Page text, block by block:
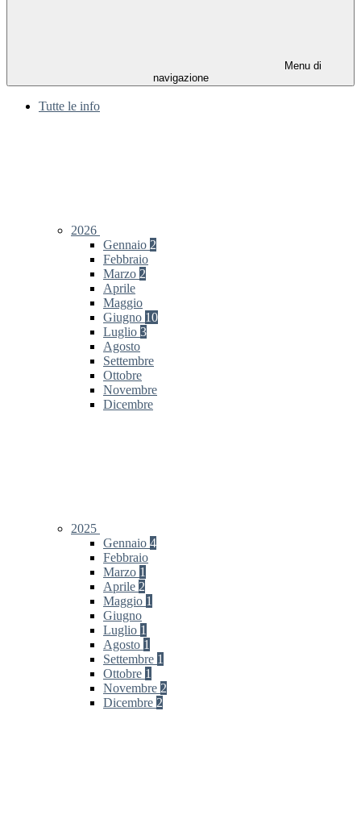
Menu di
navigazione
Tutte le info
2026
Gennaio 2
Febbraio
Marzo 2
Aprile
Maggio
Giugno 10
Luglio 3
Agosto
Settembre
Ottobre
Novembre
Dicembre
2025
Gennaio 4
Febbraio
Marzo 1
Aprile 2
Maggio 1
Giugno
Luglio 1
Agosto 1
Settembre 1
Ottobre 1
Novembre 2
Dicembre 2